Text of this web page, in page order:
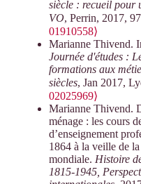
siècle : recueil pour
VO, Perrin, 2017,
01910558⟩
Marianne Thivend.
Journée d'études :
formations aux
siècles, Jan 2017,
02025969⟩
Marianne Thivend.
ménage : les cours
d’enseignement
1864 à la veille de
mondiale. Histoire
1815-1945,